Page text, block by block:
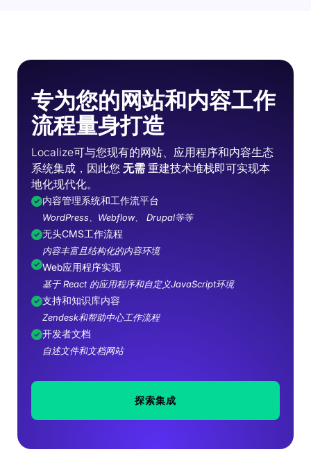
专为您的网站和内容工作
流程量身打造
Localize可与您现有的网站、应用程序和内容生态
系统集成，因此您 无需 重建技术堆栈即可实现本
地化现代化。
内容管理系统和工作流平台
WordPress、Webflow、 Drupal等等
无头CMS工作流程
内容丰富且结构化的内容环境
Web应用程序实现
基于 React 的应用程序和自定义JavaScript环境
支持和知识库内容
Zendesk和帮助中心工作流程
开发者文档
自述文件和文档网站
探索集成